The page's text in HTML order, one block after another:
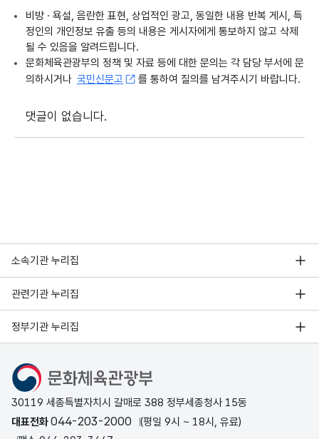
비방 · 욕설, 음란한 표현, 상업적인 광고, 동일한 내용 반복 게시, 특
정인의 개인정보 유출 등의 내용은 게시자에게 통보하지 않고 삭제
될 수 있음을 알려드립니다.
문화체육관광부의 정책 및 자료 등에 대한 문의는 각 담당 부서에 문
의하시거나 국민신문고 를 통하여 질의를 남겨주시기 바랍니다.
댓글이 없습니다.
소속기관 누리집
관련기관 누리집
정부기관 누리집
문화체육관광부
30119 세종특별자치시 갈매로 388 정부세종청사 15동
대표전화044-203-2000
(평일 9시 ~ 18시, 유료)